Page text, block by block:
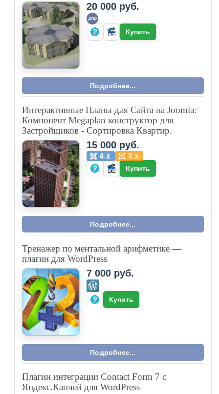
20 000 руб.
Купить
Подробнее...
Интерактивные Планы для Сайта на Joomla:
Компонент Megaplan конструктор для
Застройщиков - Сортировка Квартир.
15 000 руб.
Купить
Подробнее...
Тренажер по ментальной арифметике —
плагин для WordPress
7 000 руб.
Купить
Подробнее...
Плагин интеграции Contact Form 7 с
Яндекс.Капчей для WordPress